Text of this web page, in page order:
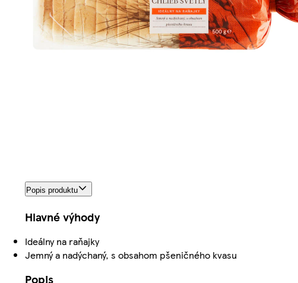
Popis produktu
Hlavné výhody
Ideálny na raňajky
Jemný a nadýchaný, s obsahom pšeničného kvasu
Popis